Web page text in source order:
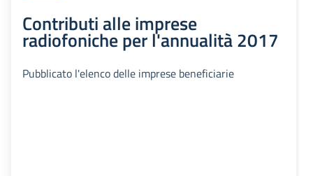
Contributi alle imprese
radiofoniche per l'annualità 2017
Pubblicato l'elenco delle imprese beneficiarie